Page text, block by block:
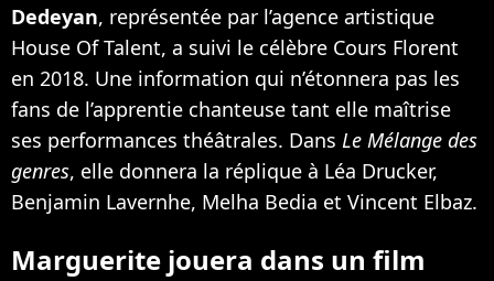
Dedeyan, représentée par l’agence artistique
House Of Talent, a suivi le célèbre Cours Florent
en 2018. Une information qui n’étonnera pas les
fans de l’apprentie chanteuse tant elle maîtrise
ses performances théâtrales. Dans Le Mélange des
genres, elle donnera la réplique à Léa Drucker,
Benjamin Lavernhe, Melha Bedia et Vincent Elbaz.
Marguerite jouera dans un film